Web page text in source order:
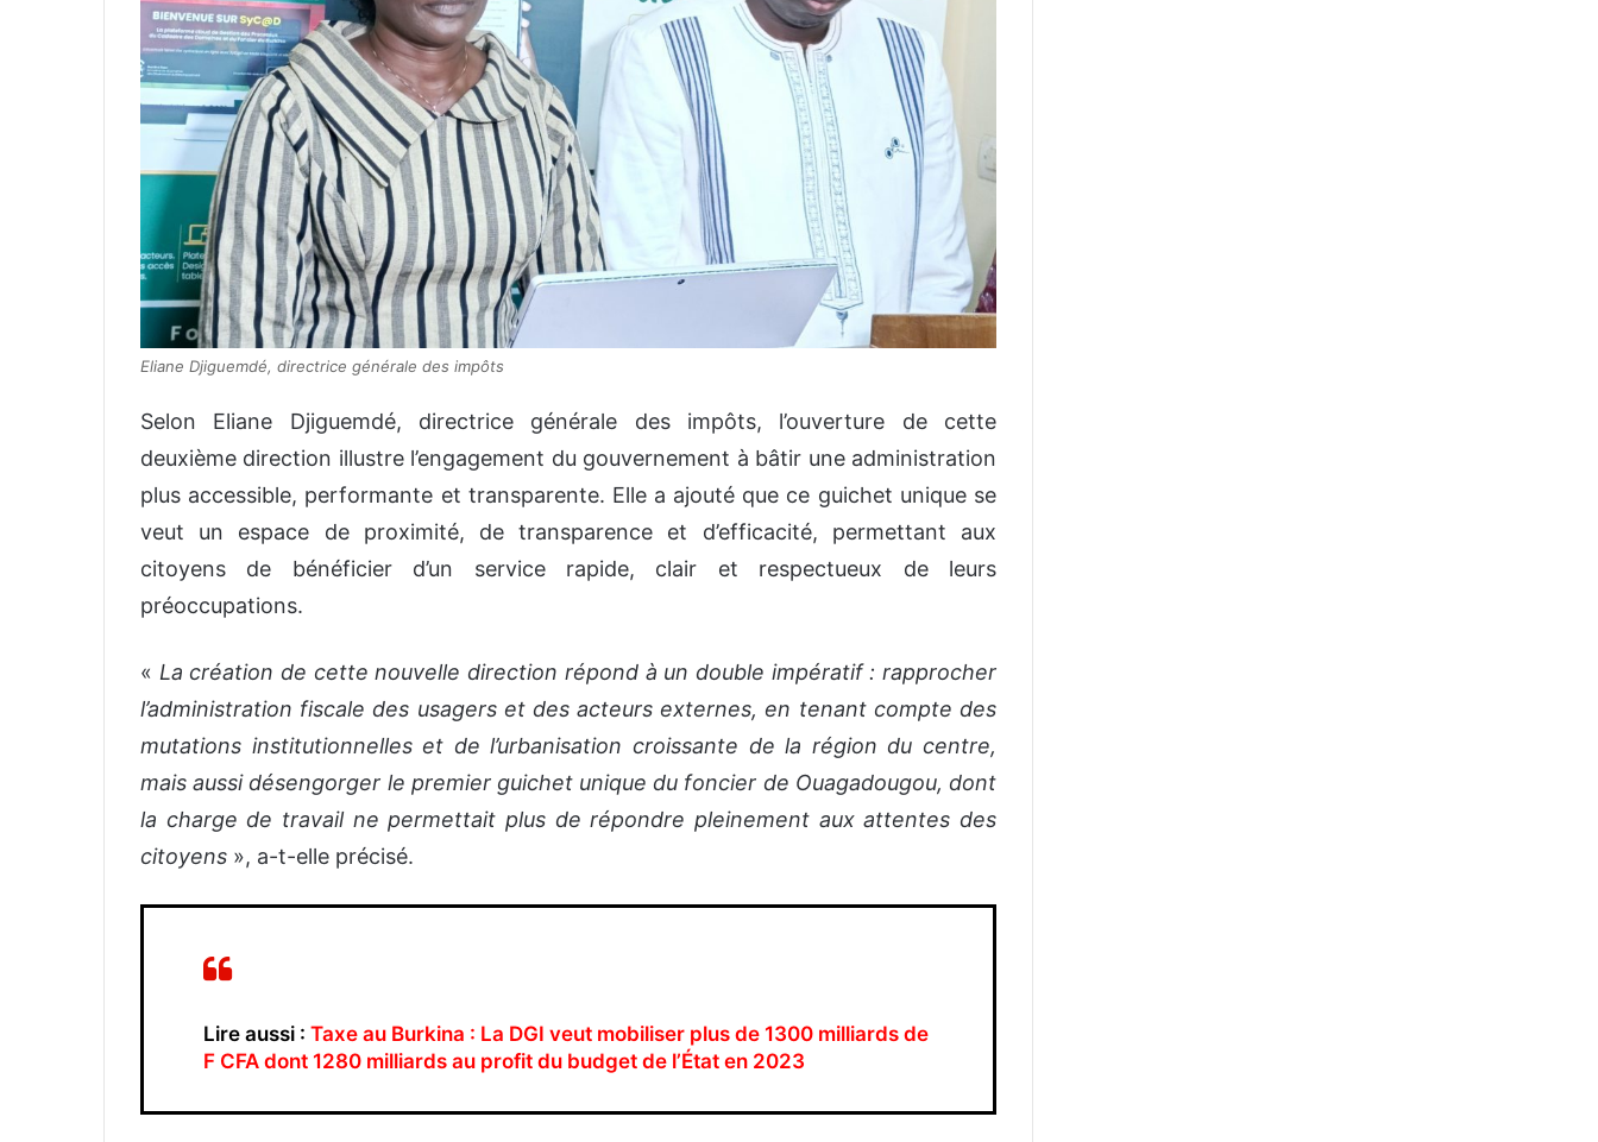
Eliane Djiguemdé, directrice générale des impôts
Selon Eliane Djiguemdé, directrice générale des impôts, l’ouverture de cette
deuxième direction illustre l’engagement du gouvernement à bâtir une administration
plus accessible, performante et transparente. Elle a ajouté que ce guichet unique se
veut un espace de proximité, de transparence et d’efficacité, permettant aux
citoyens de bénéficier d’un service rapide, clair et respectueux de leurs
préoccupations.
« La création de cette nouvelle direction répond à un double impératif : rapprocher
l’administration fiscale des usagers et des acteurs externes, en tenant compte des
mutations institutionnelles et de l’urbanisation croissante de la région du centre,
mais aussi désengorger le premier guichet unique du foncier de Ouagadougou, dont
la charge de travail ne permettait plus de répondre pleinement aux attentes des
citoyens », a-t-elle précisé.
Lire aussi : Taxe au Burkina : La DGI veut mobiliser plus de 1300 milliards de
F CFA dont 1280 milliards au profit du budget de l’État en 2023